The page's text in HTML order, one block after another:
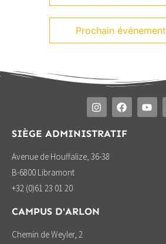
Prochain événement
SIÈGE ADMINISTRATIF
Avenue de Houffalize, 36-38
B-6800 Libramont
+32 (0)61 23 01 20
CAMPUS D'ARLON
Chemin de Weyler, 2